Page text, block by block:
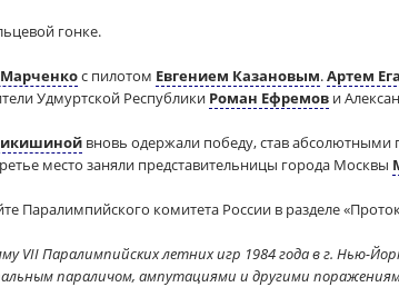
гонке.
с пилотом Евгением Казановым.Артем
Удмуртской Республики Роман Ефремов и
вновь одержали победу, став
место заняли представительницы города Москвы
Паралимпийского комитета России в разделе
VII Паралимпийских летних игр 1984 года в г. Нью-
параличом, ампутациями и другими